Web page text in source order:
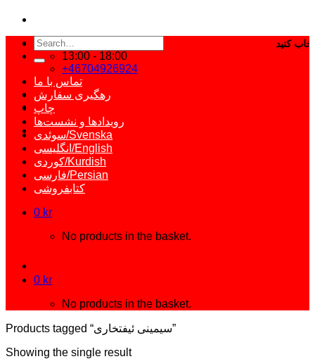
13:00 - 18:00
+46704926924
Search
for:
تماس با ما
رهگیری سفارش
چاپ
رویدادها و نشست‌ها
سوئدی/Svenska
انگلیسی/English
کوردی/Kurdish
فارسی/Persian
کتابفروشی
0 kr
No products in the basket.
0 kr
No products in the basket.
Products tagged “سیمینی ئیفتخاری”
Showing the single result